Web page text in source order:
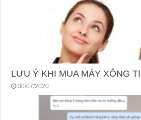
LƯU Ý KHI MUA MÁY XÔNG
30/07/2020